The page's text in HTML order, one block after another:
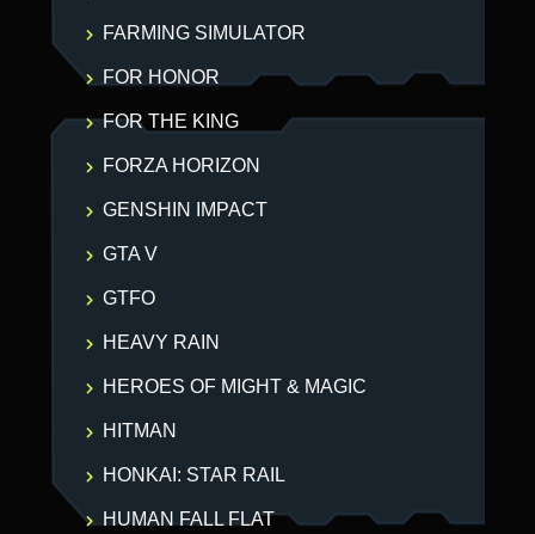
FARMING SIMULATOR
FOR HONOR
FOR THE KING
FORZA HORIZON
GENSHIN IMPACT
GTA V
GTFO
HEAVY RAIN
HEROES OF MIGHT & MAGIC
HITMAN
HONKAI: STAR RAIL
HUMAN FALL FLAT